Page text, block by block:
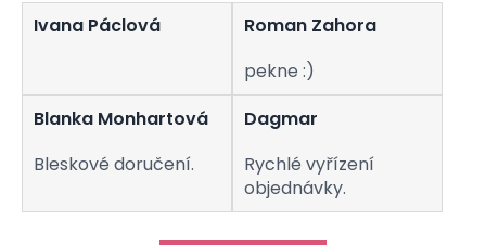
v
ý
i
s
u
Ivana Páclová
Roman Zahora
pekne :)
Blanka Monhartová
Bleskové doručení.
Dagmar
Rychlé vyřízení
objednávky.